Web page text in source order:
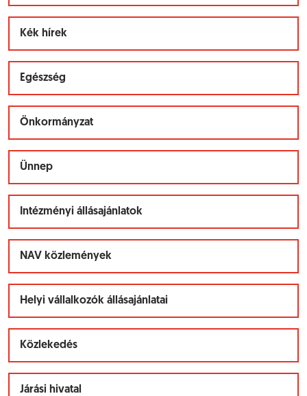
Kék hírek
Egészség
Önkormányzat
Ünnep
Intézményi állásajánlatok
NAV közlemények
Helyi vállalkozók állásajánlatai
Közlekedés
Járási hivatal